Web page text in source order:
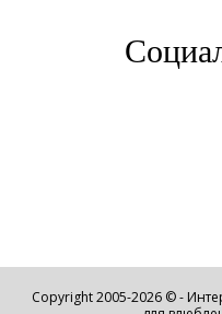
Copyright 2005-2026 © -